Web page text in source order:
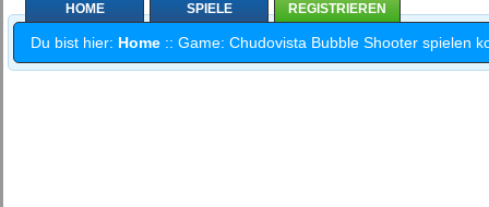
Du bist hier: Home :: Game: Chudovista Bubble Shooter spielen
HOME SPIELE REGISTRIEREN